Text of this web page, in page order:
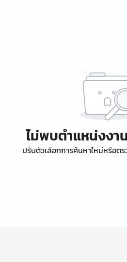
ไม่พบตำแหน่งง
ปรับตัวเลือกการค้นหาใหม่หรือต